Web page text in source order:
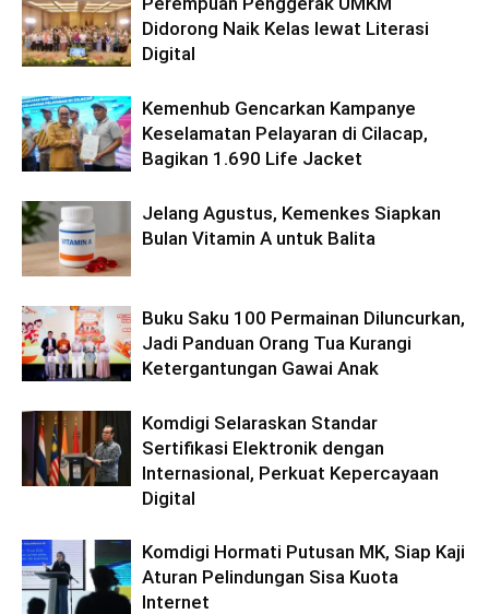
Didorong Naik Kelas lewat Literasi
Digital
Kemenhub Gencarkan Kampanye
Keselamatan Pelayaran di Cilacap,
Bagikan 1.690 Life Jacket
Jelang Agustus, Kemenkes Siapkan
Bulan Vitamin A untuk Balita
Buku Saku 100 Permainan Diluncurkan,
Jadi Panduan Orang Tua Kurangi
Ketergantungan Gawai Anak
Komdigi Selaraskan Standar
Sertifikasi Elektronik dengan
Internasional, Perkuat Kepercayaan
Digital
Komdigi Hormati Putusan MK, Siap Kaji
Aturan Pelindungan Sisa Kuota
Internet